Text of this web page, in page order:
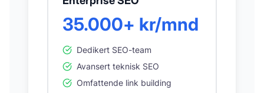
35.000+ kr/mnd
Dedikert SEO-team
Avansert teknisk SEO
Omfattende link building